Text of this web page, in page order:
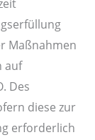
Maßnahmen
auf
Des
diese zur
erforderlich